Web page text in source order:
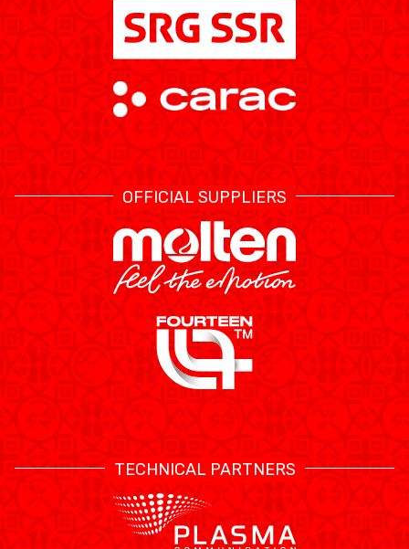
OFFICIAL SUPPLIERS
TECHNICAL PARTNERS